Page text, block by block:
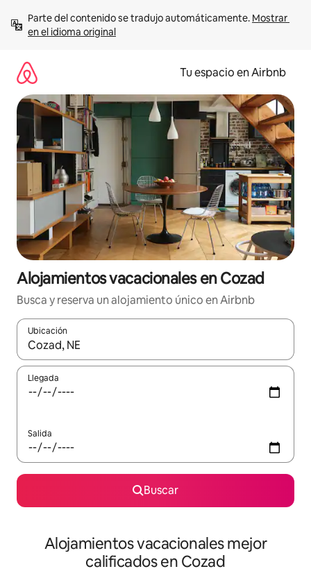
contenido
Parte del contenido se tradujo automáticamente. Mostrar
en el idioma original
Tu espacio en Airbnb
Alojamientos vacacionales en Cozad
Busca y reserva un alojamiento único en Airbnb
Ubicación
Cuando los resultados estén disponibles, podrás navegar
Llegada
Salida
Buscar
Alojamientos vacacionales mejor
calificados en Cozad